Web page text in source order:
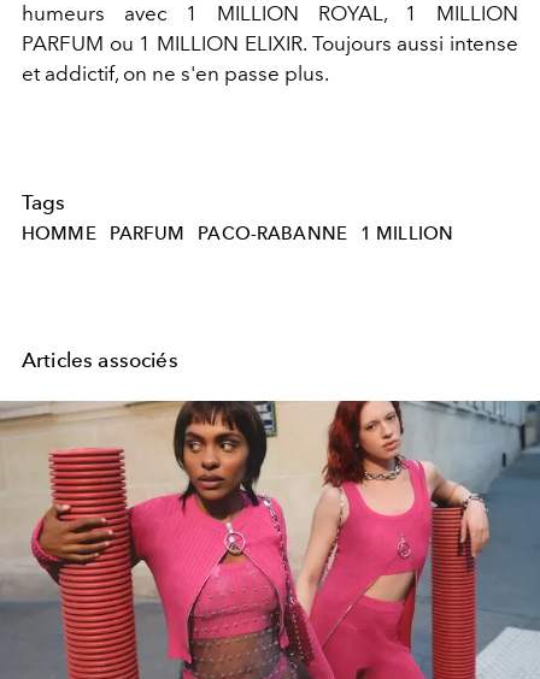
humeurs avec 1 MILLION ROYAL, 1 MILLION
PARFUM ou 1 MILLION ELIXIR. Toujours aussi intense
et addictif, on ne s'en passe plus.
Tags
HOMME PARFUM PACO-RABANNE 1 MILLION
Articles associés